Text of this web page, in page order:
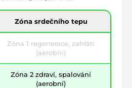
Zóna srdečního tepu
Zóna 1 regenerace, zahřátí
(aerobní)
Zóna 2 zdraví, spalování
(aerobní)